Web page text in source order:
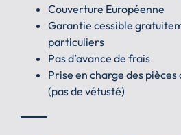
Couverture Européenne
Garantie cessible
particuliers
Pas d’avance de frais
Prise en charge des pièces
(pas de vétusté)